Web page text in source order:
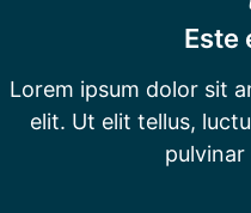
Este
Lorem ipsum dolor sit
elit. Ut elit tellus,
pulvinar